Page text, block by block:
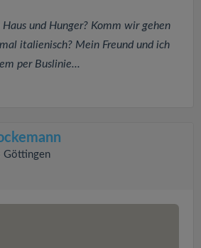
und Hunger? Komm wir gehen
italienisch? Mein Freund und ich
per Buslinie...
Göttingen